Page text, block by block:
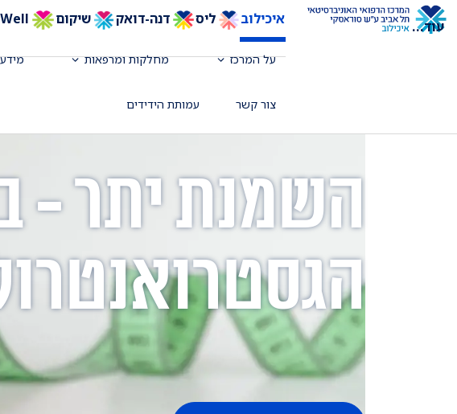
איכילוב ליס דנה-דואק שיקום Be-Well
על המרכז מחלקות ומרפאות
צור קשר עמותת הידידים
עוד...
השמנת יתר -